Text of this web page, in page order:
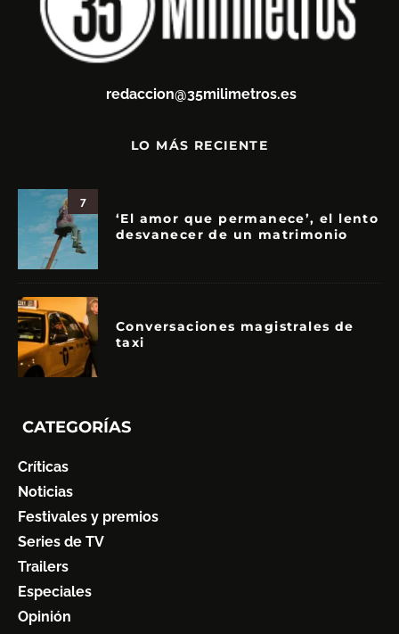
redaccion@35milimetros.es
LO MÁS RECIENTE
7
‘El amor que permanece’, el lento
desvanecer de un matrimonio
Conversaciones magistrales de
taxi
CATEGORÍAS
Críticas
Noticias
Festivales y premios
Series de TV
Trailers
Especiales
Opinión